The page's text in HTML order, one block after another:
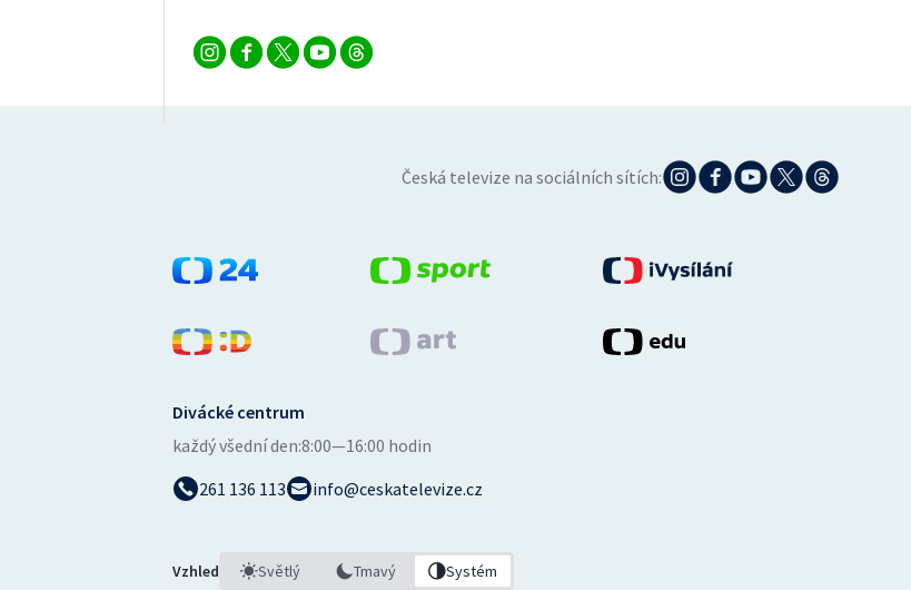
Česká televize na sociálních sítích:
Divácké centrum
každý všední den:8:00—16:00 hodin
261 136 113
info@ceskatelevize.cz
Vzhled Světlý Tmavý Systém